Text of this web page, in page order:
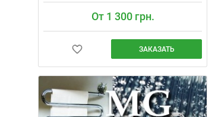
От 1 300 грн.
ЗАКАЗАТЬ
Качественный монтаж трубопроводов
горячей и холодной воды, а также
канализации из PPR-труб в Киеве.
Мастер приезжает в согласованное